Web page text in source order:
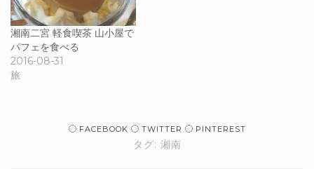
湘南二宮 軽食喫茶 山小屋で
パフェを食べる
2016-08-31
旅
FACEBOOK TWITTER PINTEREST
タグ: 湘南